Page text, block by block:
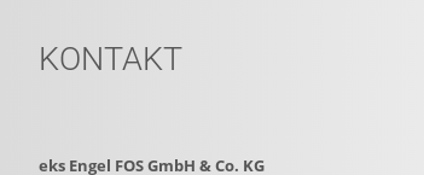
KONTAKT
eks Engel FOS GmbH & Co. KG